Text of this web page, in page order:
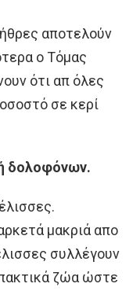
αποτελούν
ο Τόμας
ότι απ όλες
σε κερί
δολοφόνων.
μακριά απο
συλλέγουν
ζώα ώστε